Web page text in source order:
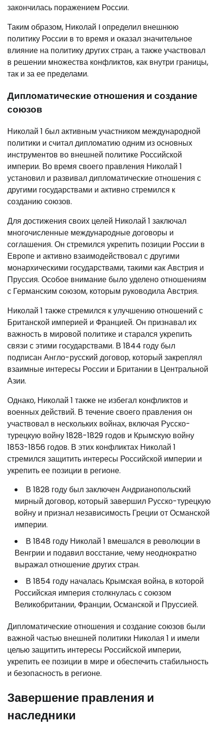
закончилась поражением России.
Таким образом, Николай I определил внешнюю
политику России в то время и оказал значительное
влияние на политику других стран, а также участвовал
в решении множества конфликтов, как внутри границы,
так и за ее пределами.
Дипломатические отношения и создание
союзов
Николай 1 был активным участником международной
политики и считал дипломатию одним из основных
инструментов во внешней политике Российской
империи. Во время своего правления Николай 1
установил и развивал дипломатические отношения с
другими государствами и активно стремился к
созданию союзов.
Для достижения своих целей Николай 1 заключал
многочисленные международные договоры и
соглашения. Он стремился укрепить позиции России в
Европе и активно взаимодействовал с другими
монархическими государствами, такими как Австрия и
Пруссия. Особое внимание было уделено отношениям
с Германским союзом, которым руководила Австрия.
Николай 1 также стремился к улучшению отношений с
Британской империей и Францией. Он признавал их
важность в мировой политике и старался укрепить
связи с этими государствами. В 1844 году был
подписан Англо-русский договор, который закреплял
взаимные интересы России и Британии в Центральной
Азии.
Однако, Николай 1 также не избегал конфликтов и
военных действий. В течение своего правления он
участвовал в нескольких войнах, включая Русско-
турецкую войну 1828-1829 годов и Крымскую войну
1853-1856 годов. В этих конфликтах Николай 1
стремился защитить интересы Российской империи и
укрепить ее позиции в регионе.
В 1828 году был заключен Андрианопольский
мирный договор, который завершил Русско-турецкую
войну и признал независимость Греции от Османской
империи.
В 1848 году Николай 1 вмешался в революции в
Венгрии и подавил восстание, чему неоднократно
выражал отношение других стран.
В 1854 году началась Крымская война, в которой
Российская империя столкнулась с союзом
Великобритании, Франции, Османской и Пруссией.
Дипломатические отношения и создание союзов были
важной частью внешней политики Николая 1 и имели
целью защитить интересы Российской империи,
укрепить ее позиции в мире и обеспечить стабильность
и безопасность в регионе.
Завершение правления и
наследники